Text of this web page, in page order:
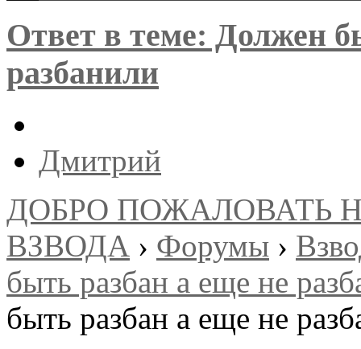
Ответ в теме: Должен
разбанили
Дмитрий
ДОБРО ПОЖАЛОВАТЬ
ВЗВОДА › Форумы ›
быть разбан а еще не
быть разбан а еще не